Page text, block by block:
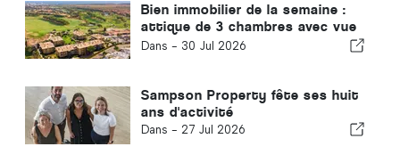
Bien immobilier de la semaine :
attique de 3 chambres avec vue
sur le golf et la mer à Vilamoura
Dans - 30 Jul 2026
Sampson Property fête ses huit
ans d'activité
Dans - 27 Jul 2026